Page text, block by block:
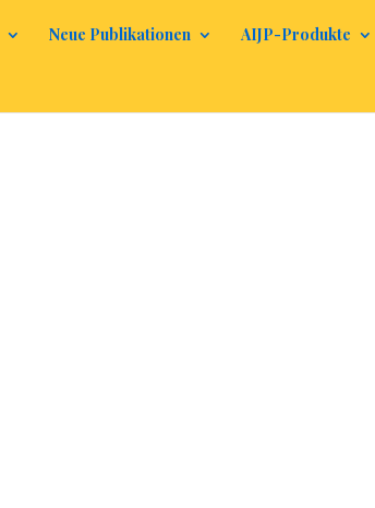
Neue Publikationen AIJP-Produkte